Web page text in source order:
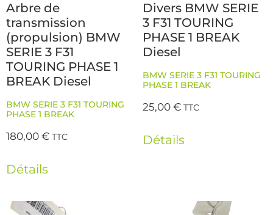
Arbre de
transmission
(propulsion) BMW
SERIE 3 F31
TOURING PHASE 1
BREAK Diesel
BMW SERIE 3 F31 TOURING
PHASE 1 BREAK
180,00€ TTC
Détails
Divers BMW SERIE
3 F31 TOURING
PHASE 1 BREAK
Diesel
BMW SERIE 3 F31 TOURING
PHASE 1 BREAK
25,00€ TTC
Détails